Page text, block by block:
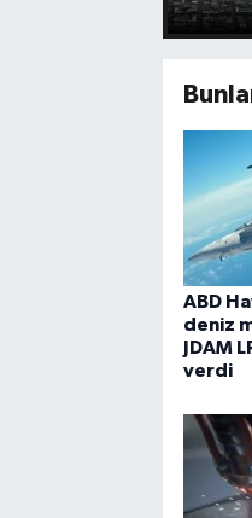
ABD
deniz
JDAM
verdi